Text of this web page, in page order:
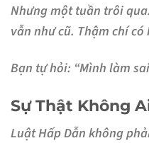
Nhưng một tuần trôi
vẫn như cũ. Thậm chí có
Bạn tự hỏi: “Mình làm
Sự Thật Không
Luật Hấp Dẫn không